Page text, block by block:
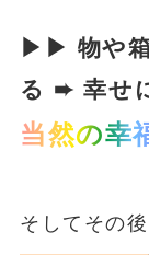
▶▶ 物や
る ➨ 幸せ
当然の幸
そしてその